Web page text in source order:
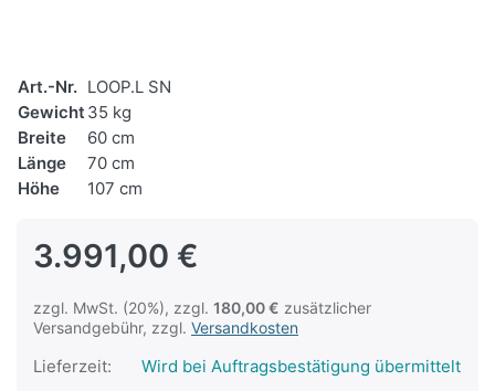
Art.-Nr. LOOP.L SN
Gewicht 35 kg
Breite
60 cm
Länge
70 cm
Höhe
107 cm
3.991,00 €
zzgl. MwSt. (20%), zzgl. 180,00 € zusätzlicher
Versandgebühr, zzgl. Versandkosten
Lieferzeit: Wird bei Auftragsbestätigung übermittelt